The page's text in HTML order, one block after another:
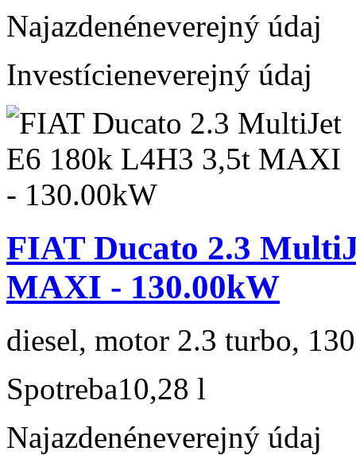
Najazdenéneverejný údaj
Investícieneverejný údaj
FIAT Ducato 2.3
MAXI - 130.00kW
diesel, motor 2.3 turbo,
Spotreba10,28 l
Najazdenéneverejný údaj